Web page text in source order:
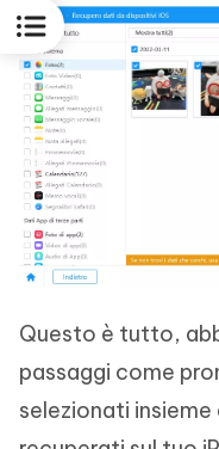
Questo è tutto,
passaggi come
selezionati